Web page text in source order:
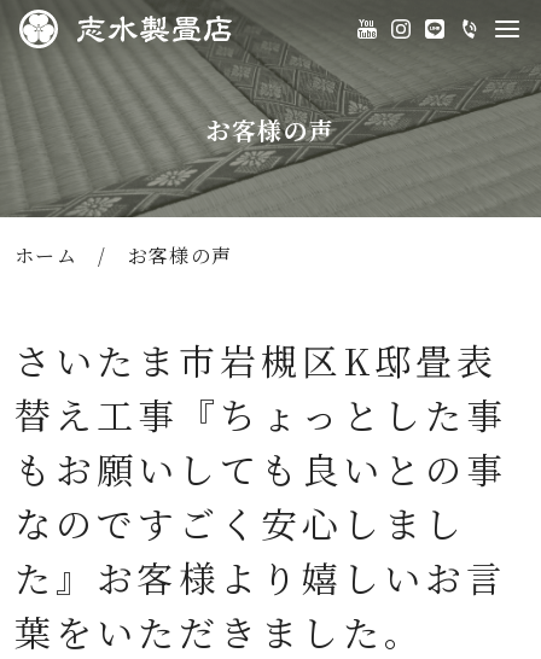
お客様の声
ホーム / お客様の声
さいたま市岩槻区K邸畳表
替え工事『ちょっとした事
もお願いしても良いとの事
なのですごく安心しまし
た』お客様より嬉しいお言
葉をいただきました。